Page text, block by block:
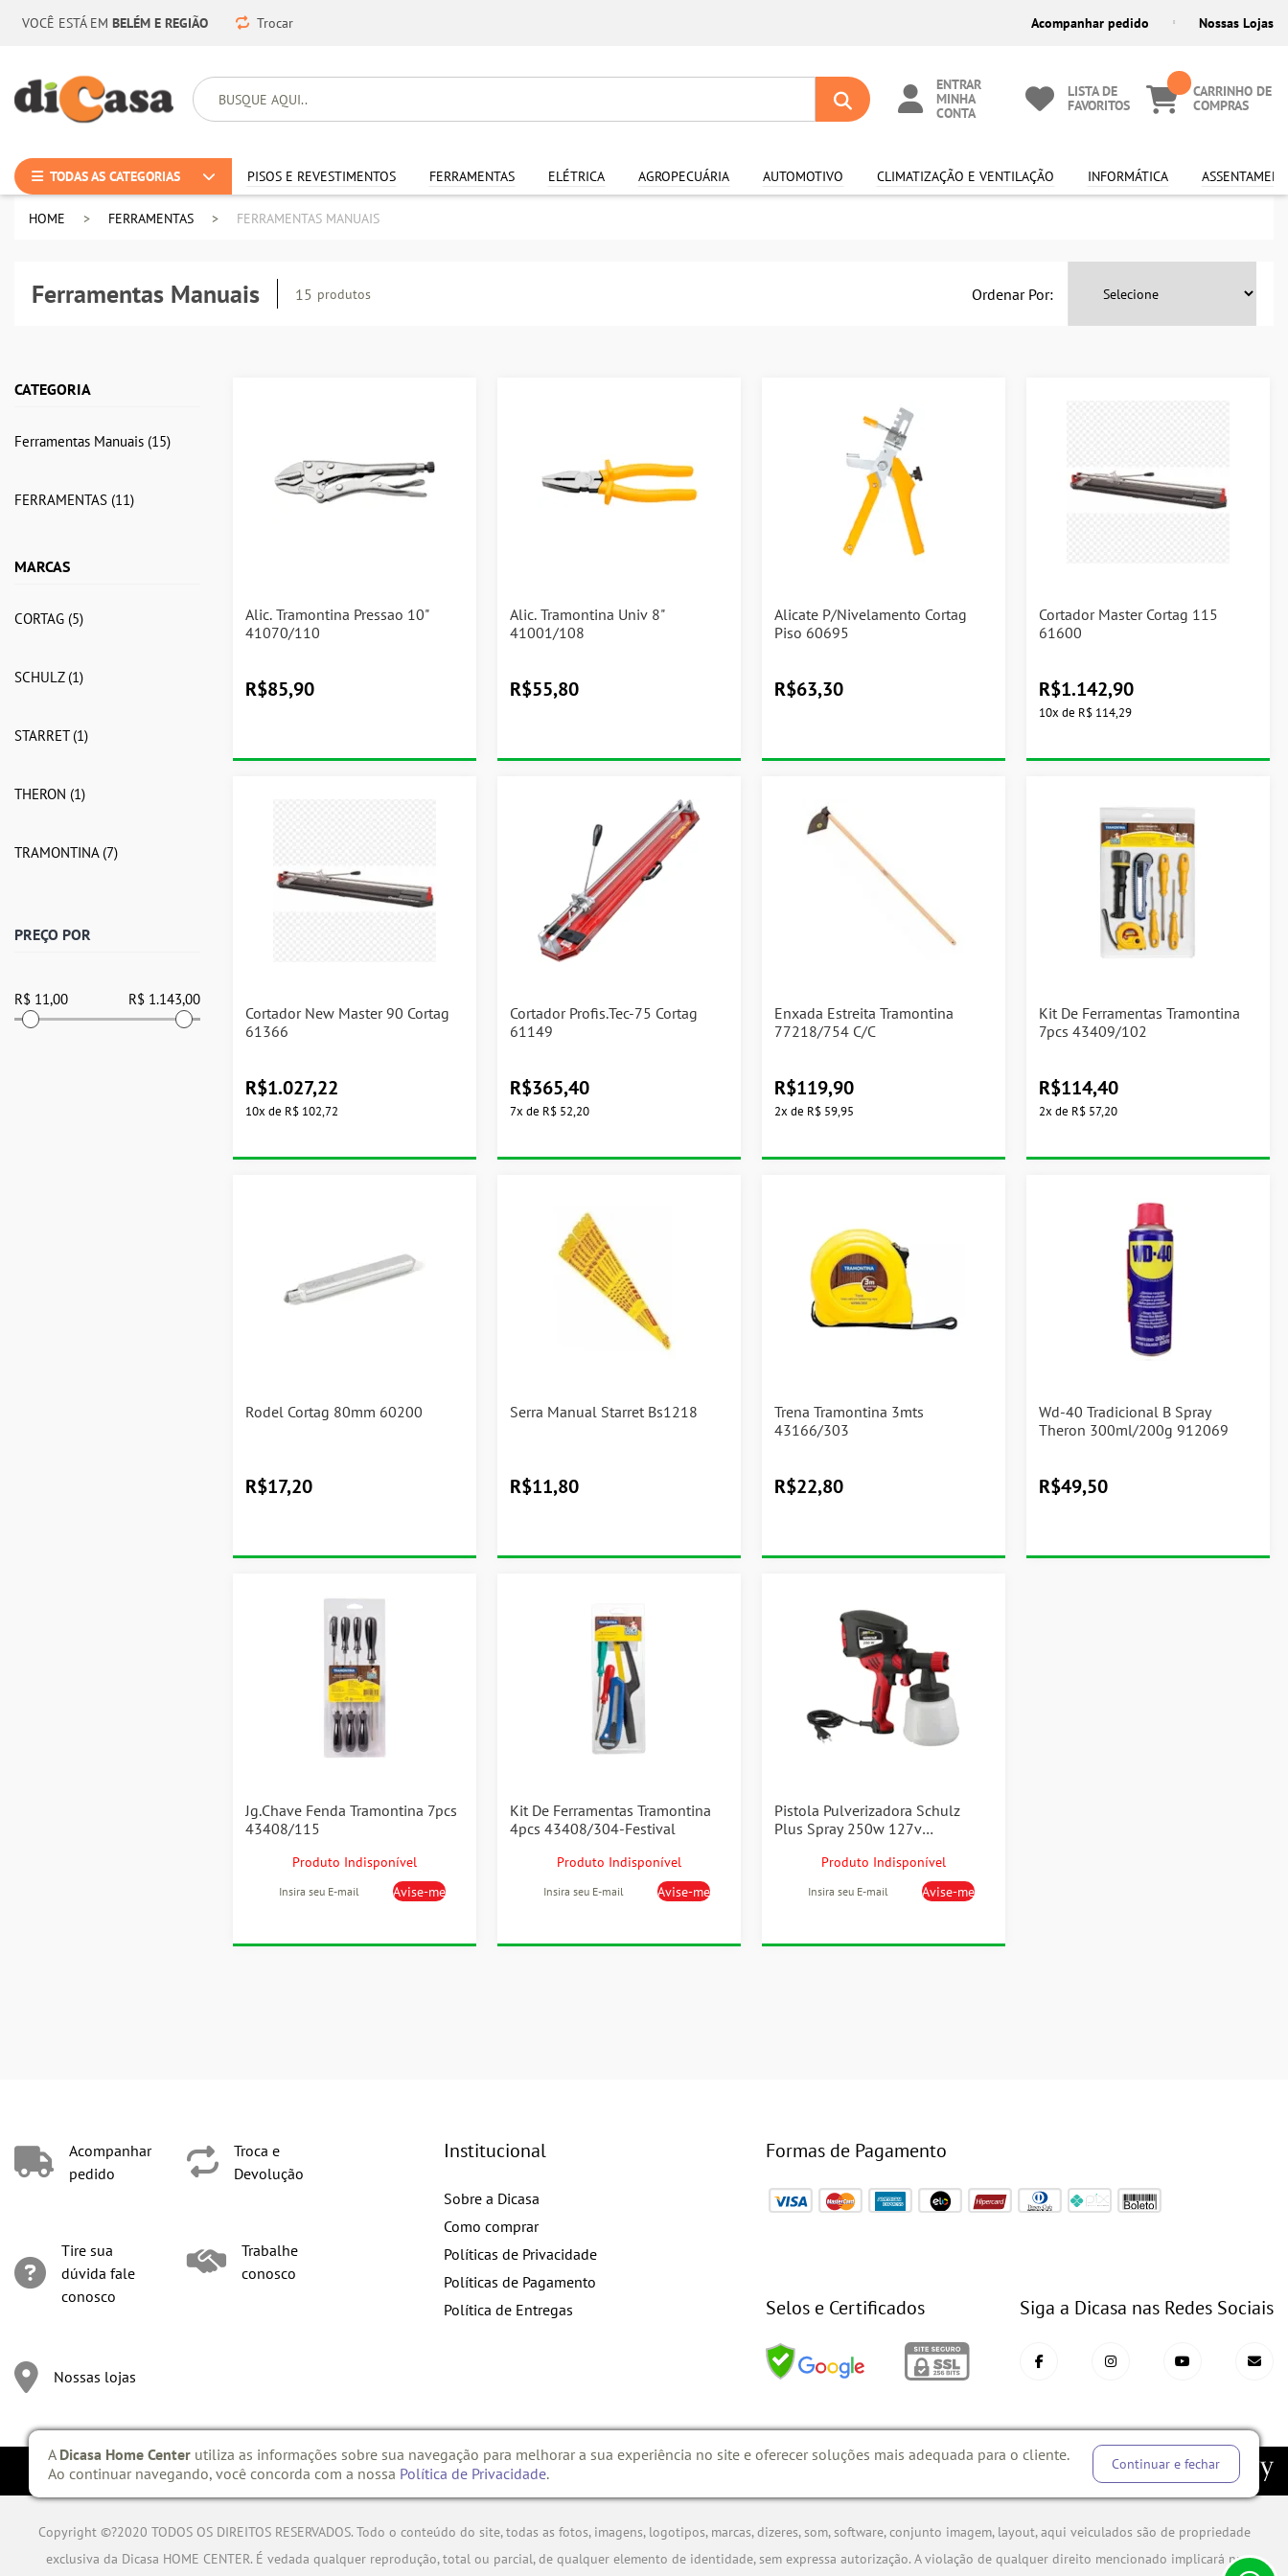
VOCÊ ESTÁ EM BELÉM E REGIÃO Trocar Acompanhar pedido Nossas Lojas
ENTRAR
MINHA
CONTA
LISTA DE
FAVORITOS
CARRINHO DE
COMPRAS
TODAS AS CATEGORIAS PISOS E REVESTIMENTOS FERRAMENTAS ELÉTRICA AGROPECUÁRIA AUTOMOTIVO CLIMATIZAÇÃO E VENTILAÇÃO INFORMÁTICA
HOME FERRAMENTAS FERRAMENTAS MANUAIS
Ferramentas Manuais 15 produtos Ordenar Por:
CATEGORIA
Ferramentas Manuais (15)
FERRAMENTAS (11)
MARCAS
CORTAG (5)
SCHULZ (1)
STARRET (1)
THERON (1)
TRAMONTINA (7)
PREÇO POR
Alic. Tramontina Pressao 10"
41070/110
R$85,90
Alic. Tramontina Univ 8"
41001/108
R$55,80
Alicate P/Nivelamento Cortag
Piso 60695
R$63,30
Cortador Master Cortag 115
61600
R$1.142,90
10x de R$ 114,29
Cortador New Master 90 Cortag
61366
R$1.027,22
10x de R$ 102,72
Cortador Profis.Tec-75 Cortag
61149
R$365,40
7x de R$ 52,20
Enxada Estreita Tramontina
77218/754 C/C
R$119,90
2x de R$ 59,95
Kit De Ferramentas Tramontina
7pcs 43409/102
R$114,40
2x de R$ 57,20
Rodel Cortag 80mm 60200
R$17,20
Serra Manual Starret Bs1218
R$11,80
Trena Tramontina 3mts
43166/303
R$22,80
Wd-40 Tradicional B Spray
Theron 300ml/200g 912069
R$49,50
Jg.Chave Fenda Tramontina 7pcs
43408/115
Produto Indisponível
Kit De Ferramentas Tramontina
4pcs 43408/304-Festival
Produto Indisponível
Pistola Pulverizadora Schulz
Plus Spray 250w 127v
Produto Indisponível
Acompanhar
pedido
Tire sua
dúvida fale
conosco
Nossas lojas
Troca e
Devolução
Trabalhe
conosco
Institucional
Sobre a Dicasa
Como comprar
Políticas de Privacidade
Políticas de Pagamento
Política de Entregas
Formas de Pagamento
Selos e Certificados Siga a Dicasa nas Redes Sociais
Copyright ©?2020 TODOS OS DIREITOS RESERVADOS. Todo o conteúdo do site, todas as fotos, imagens, logotipos, marcas, dizeres, som, software, conjunto imagem, layout, aqui veiculados são de propriedade
exclusiva da Dicasa HOME CENTER. É vedada qualquer reprodução, total ou parcial, de qualquer elemento de identidade, sem expressa autorização. A violação de qualquer direito mencionado implicará na
A Dicasa Home Center utiliza as informações sobre sua navegação para melhorar a sua experiência no site e oferecer soluções mais adequada para o cliente.
Ao continuar navegando, você concorda com a nossa Política de Privacidade.
Continuar e fechar